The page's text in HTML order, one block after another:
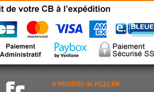
A PROPOS de PC21.FR